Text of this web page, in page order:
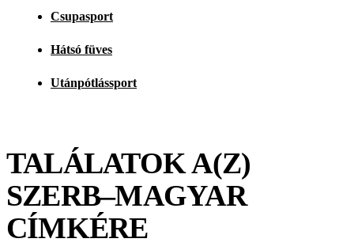
Csupasport
Hátsó füves
Utánpótlássport
TALÁLATOK A(Z)
SZERB–MAGYAR
CÍMKÉRE